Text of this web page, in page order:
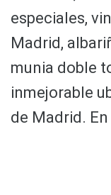
especiales,
Madrid,
munia doble
inmejorable
de Madrid.